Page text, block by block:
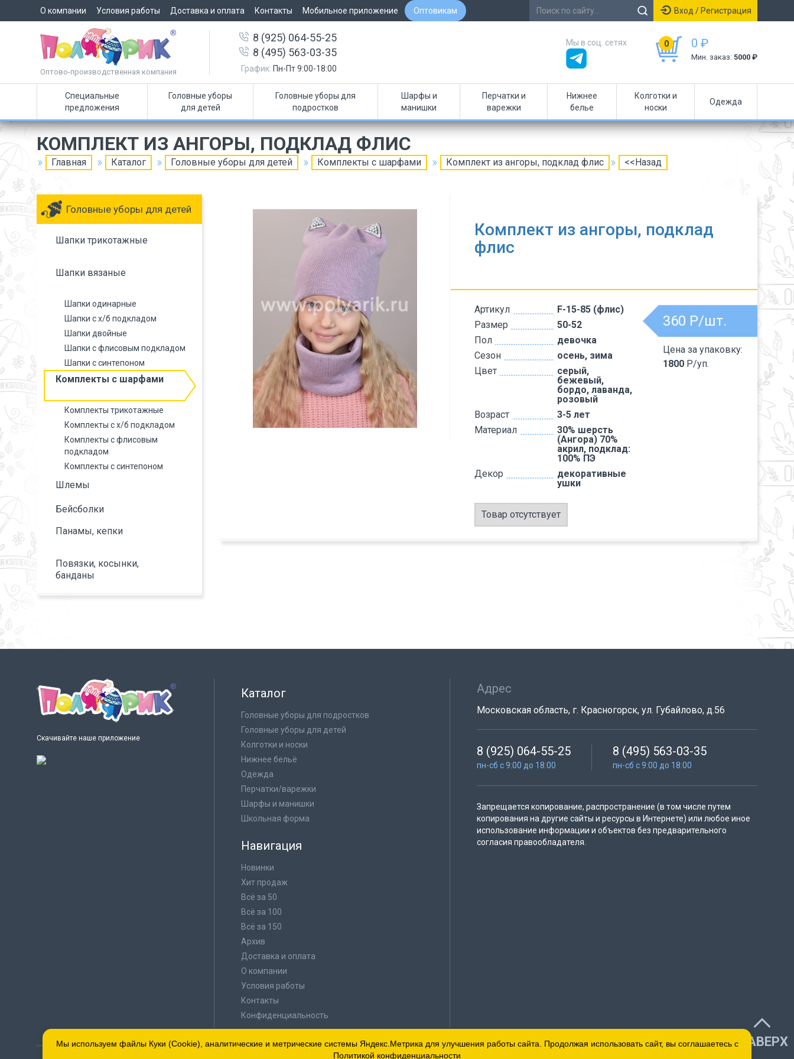
О компании Условия работы Доставка и оплата Контакты Мобильное приложение Оптовикам Вход / Регистрация
Оптово-производственная компания
8 (925) 064-55-25
8 (495) 563-03-35
График: Пн-Пт 9:00-18:00
0 0 ₽
Мин. заказ: 5000 ₽
Мы в соц. сетях
Специальные
предложения
Головные уборы
для детей
Головные уборы для
подростков
Шарфы и
манишки
Перчатки и
варежки
Нижнее
белье
Колготки и
носки
Одежда
КОМПЛЕКТ ИЗ АНГОРЫ, ПОДКЛАД ФЛИС
Главная Каталог Головные уборы для детей Комплекты с шарфами Комплект из ангоры, подклад флис <<Назад
Головные уборы для детей
Шапки трикотажные
Шапки вязаные
Шапки одинарные
Шапки с х/б подкладом
Шапки двойные
Шапки с флисовым подкладом
Шапки с синтепоном
Комплекты с шарфами
Комплекты трикотажные
Комплекты с х/б подкладом
Комплекты с флисовым
подкладом
Комплекты с синтепоном
Шлемы
Бейсболки
Панамы, кепки
Повязки, косынки,
банданы
Комплект из ангоры, подклад
флис
Артикул
F-15-85 (флис)
Размер
50-52
Пол
девочка
Сезон
осень, зима
Цвет
серый,
бежевый,
бордо, лаванда,
розовый
Возраст
3-5 лет
Материал
30% шерсть
(Ангора) 70%
акрил, подклад:
100% ПЭ
Декор
декоративные
ушки
360 Р/шт.
Цена за упаковку:
1800 Р/уп.
Товар отсутствует
Скачивайте наше приложение
Каталог
Головные уборы для подростков
Головные уборы для детей
Колготки и носки
Нижнее бельё
Одежда
Перчатки/варежки
Шарфы и манишки
Школьная форма
Навигация
Новинки
Хит продаж
Всё за 50
Всё за 100
Всё за 150
Архив
Доставка и оплата
О компании
Условия работы
Контакты
Конфиденциальность
Адрес
Московская область, г. Красногорск, ул. Губайлово, д.56
8 (925) 064-55-25
пн-сб с 9:00 до 18:00
8 (495) 563-03-35
пн-сб с 9:00 до 18:00
Запрещается копирование, распространение (в том числе путем
копирования на другие сайты и ресурсы в Интернете) или любое иное
использование информации и объектов без предварительного
согласия правообладателя.
НАВЕРХ
Мы используем файлы Куки (Cookie), аналитические и метрические системы Яндекс.Метрика для улучшения работы сайта. Продолжая использовать сайт, вы соглашаетесь с
Политикой конфиденциальности